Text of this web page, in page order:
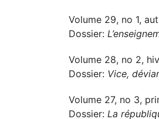
Volume 29, no 1,
Dossier:
Volume 28, no 2,
Dossier: Vice,
Volume 27, no 3,
Dossier: La